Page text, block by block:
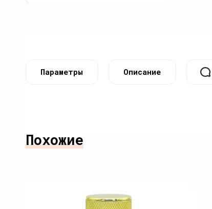
Параметры Описание
Похожие